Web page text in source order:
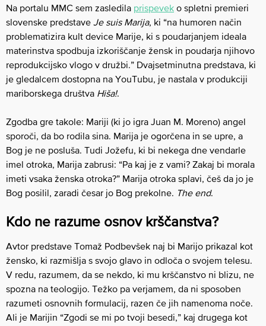
Na portalu MMC sem zasledila prispevek o spletni premieri
slovenske predstave Je suis Marija, ki “na humoren način
problematizira kult device Marije, ki s poudarjanjem ideala
materinstva spodbuja izkoriščanje žensk in poudarja njihovo
reprodukcijsko vlogo v družbi.” Dvajsetminutna predstava, ki
je gledalcem dostopna na YouTubu, je nastala v produkciji
mariborskega društva Hiša!.
Zgodba gre takole: Mariji (ki jo igra Juan M. Moreno) angel
sporoči, da bo rodila sina. Marija je ogorčena in se upre, a
Bog je ne posluša. Tudi Jožefu, ki bi nekega dne vendarle
imel otroka, Marija zabrusi: “Pa kaj je z vami? Zakaj bi morala
imeti vsaka ženska otroka?” Marija otroka splavi, češ da jo je
Bog posilil, zaradi česar jo Bog prekolne. The end.
Kdo ne razume osnov krščanstva?
Avtor predstave Tomaž Podbevšek naj bi Marijo prikazal kot
žensko, ki razmišlja s svojo glavo in odloča o svojem telesu.
V redu, razumem, da se nekdo, ki mu krščanstvo ni blizu, ne
spozna na teologijo. Težko pa verjamem, da ni sposoben
razumeti osnovnih formulacij, razen če jih namenoma noče.
Ali je Marijin “Zgodi se mi po tvoji besedi,” kaj drugega kot